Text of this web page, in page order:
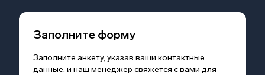
Заполните форму
Заполните анкету, указав ваши контактные
данные, и наш менеджер свяжется с вами для